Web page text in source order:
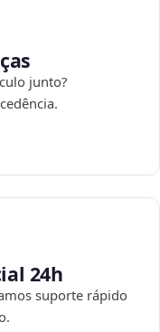
junto?
24h
suporte rápido